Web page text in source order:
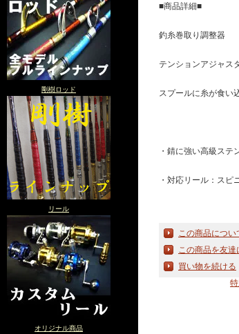
剛樹ロッド
リール
オリジナル商品
■商品詳細■
釣糸巻取り調整器
テンションアジャス
スプールに糸が食い
・錆に強い高級ステ
・対応リール：スピ
この商品につ
この商品を友達
買い物を続ける